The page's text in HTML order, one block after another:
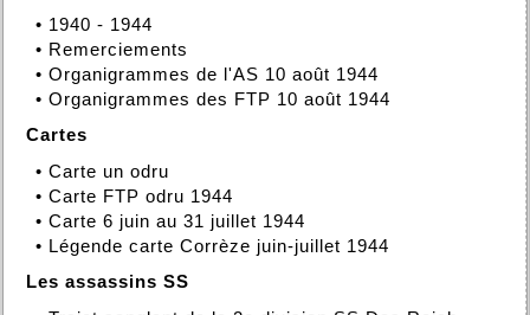
• 1940 - 1944
• Remerciements
• Organigrammes de l'AS 10 août 1944
• Organigrammes des FTP 10 août 1944
Cartes
• Carte un odru
• Carte FTP odru 1944
• Carte 6 juin au 31 juillet 1944
• Légende carte Corrèze juin-juillet 1944
Les assassins SS